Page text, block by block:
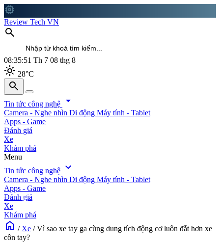
memory
Review Tech VN
search
08:35:52 Th 7 08 thg 8
light_mode 28°C
search
search
Tin tức công nghệ arrow_drop_down
Camera - Nghe nhìn Di động Máy tính - Tablet
Apps - Game
Đánh giá
Xe
Khám phá
Menu
Tin tức công nghệ expand_more
Camera - Nghe nhìn Di động Máy tính - Tablet
Apps - Game
Đánh giá
Xe
Khám phá
home / Xe / Vì sao xe tay ga cùng dung tích động cơ luôn đắt hơn xe
côn tay?